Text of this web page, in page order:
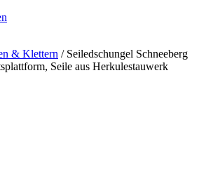
& Klettern / Seiledschungel Schneeberg
Seile aus Herkulestauwerk